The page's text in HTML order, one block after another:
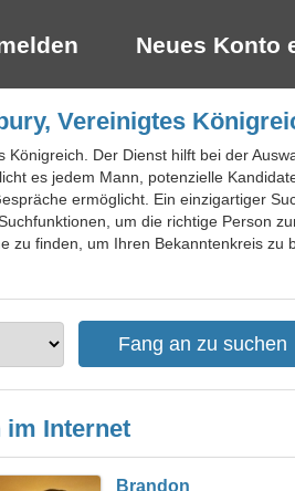
Neues Konto
Vereinigtes
Der Dienst hilft bei der
es jedem Mann, potenzielle
ermöglicht. Ein einzigartiger
um die richtige Person
zu finden, um Ihren Bekanntenkreis zu
im Internet
Brandon